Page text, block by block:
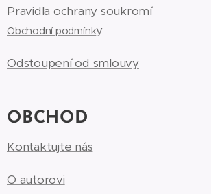
Pravidla ochrany soukromí
Obchodní podmínky
Odstoupení od smlouvy
OBCHOD
Kontaktujte nás
O autorovi